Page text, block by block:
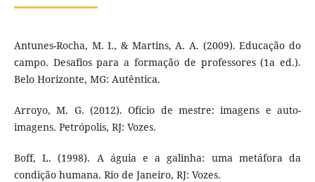
Antunes-Rocha, M. I., & Martins, A. A. (2009). Educação do
campo. Desafios para a formação de professores (1a ed.).
Belo Horizonte, MG: Autêntica.
Arroyo, M. G. (2012). Ofício de mestre: imagens e auto-
imagens. Petrópolis, RJ: Vozes.
Boff, L. (1998). A águia e a galinha: uma metáfora da
condição humana. Rio de Janeiro, RJ: Vozes.